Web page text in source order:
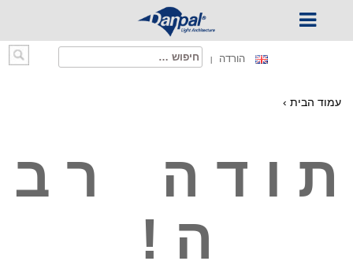
חיפוש: הורדה
עמוד הבית ›
ת ו ד ה ר ב
ה !